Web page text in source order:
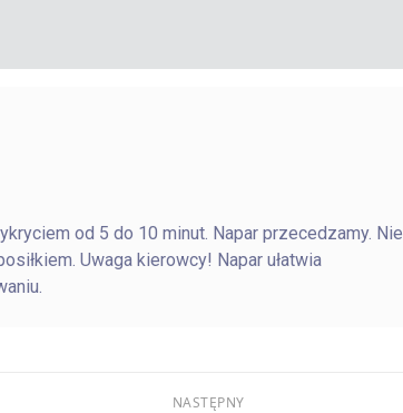
od 5 do 10 minut. Napar przecedzamy. Nie
Uwaga kierowcy! Napar ułatwia
NASTĘPNY